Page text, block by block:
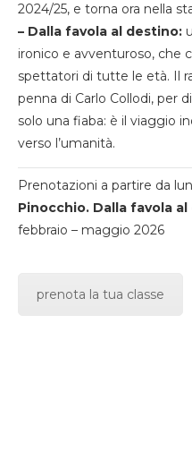
2024/25, e torna ora nella
– Dalla favola al destino:
ironico e avventuroso, che
spettatori di tutte le età. Il
penna di Carlo Collodi, per
solo una fiaba: è il viaggio
verso l’umanità.
Prenotazioni a partire da
Pinocchio. Dalla favola
febbraio – maggio 2026
prenota la tua classe